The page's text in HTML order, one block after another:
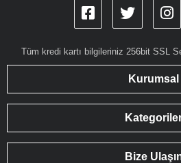
Tüm kredi kartı bilgileriniz 256bit SSL
Kurumsal
Bize